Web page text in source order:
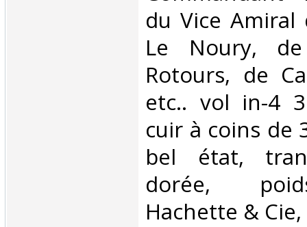
du Vice Amiral
Le Noury,
Rotours, de
etc.. vol in-4
cuir à coins de
bel état,
dorée,
Hachette &